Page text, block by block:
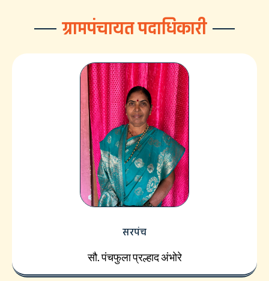
ग्रामपंचायत पदाधिकारी
सरपंच
सौ. पंचफुला प्रल्हाद अंभोरे